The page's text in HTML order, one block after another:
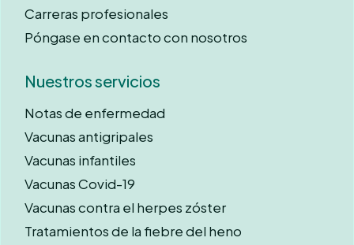
Carreras profesionales
Póngase en contacto con nosotros
Nuestros servicios
Notas de enfermedad
Vacunas antigripales
Vacunas infantiles
Vacunas Covid-19
Vacunas contra el herpes zóster
Tratamientos de la fiebre del heno